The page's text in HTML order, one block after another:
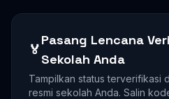
🏅
Pasang Lencana
Sekolah Anda
Tampilkan status terverifikasi
resmi sekolah Anda. Salin